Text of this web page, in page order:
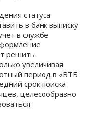
статуса
в банк выписку
в службе
решить
увеличивая
период в «ВТБ
срок поиска
целесообразно